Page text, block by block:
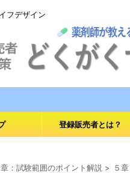
フデザイン
登録販売者とは？
：試験範囲のポイント解説 > ５